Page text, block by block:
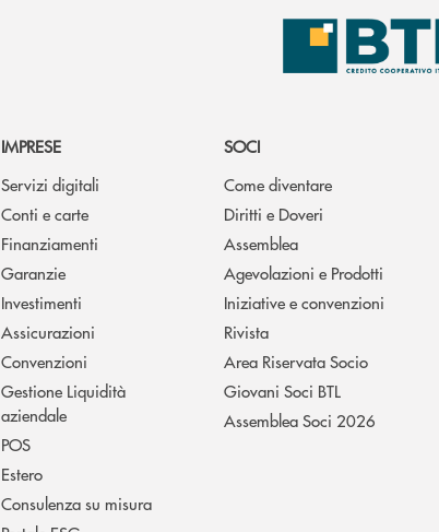
IMPRESE
Servizi digitali
Conti e carte
Finanziamenti
Garanzie
Investimenti
Assicurazioni
Convenzioni
Gestione Liquidità
aziendale
POS
Estero
Consulenza su misura
SOCI
Come diventare
Diritti e Doveri
Assemblea
Agevolazioni e Prodotti
Iniziative e convenzioni
Rivista
Area Riservata Socio
Giovani Soci BTL
Assemblea Soci 2026